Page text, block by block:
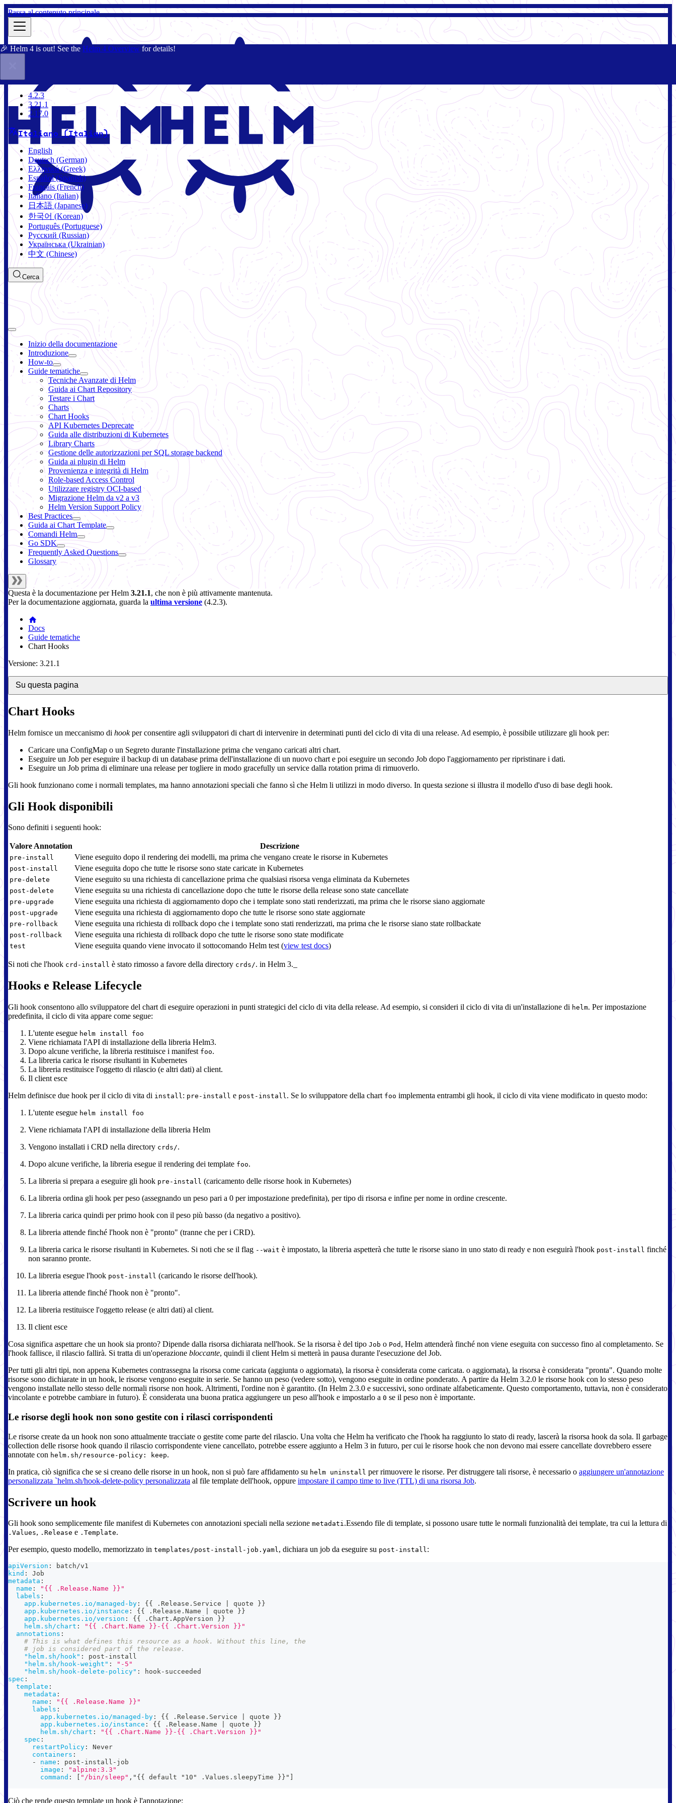
Passa al contenuto principale
🎉 Helm 4 is out! See the Helm 4 Overview for details!
3.21.1
4.2.3
3.21.1
2.17.0
Italiano (Italian)
English
Deutsch (German)
Ελληνικά (Greek)
Español (Spanish)
Français (French)
Italiano (Italian)
日本語 (Japanese)
한국어 (Korean)
Português (Portuguese)
Русский (Russian)
Українська (Ukrainian)
中文 (Chinese)
Cerca
Inizio della documentazione
Introduzione
How-to
Guide tematiche
Tecniche Avanzate di Helm
Guida ai Chart Repository
Testare i Chart
Charts
Chart Hooks
API Kubernetes Deprecate
Guida alle distribuzioni di Kubernetes
Library Charts
Gestione delle autorizzazioni per SQL storage backend
Guida ai plugin di Helm
Provenienza e integrità di Helm
Role-based Access Control
Utilizzare registry OCI-based
Migrazione Helm da v2 a v3
Helm Version Support Policy
Best Practices
Guida ai Chart Template
Comandi Helm
Go SDK
Frequently Asked Questions
Glossary
Questa è la documentazione perHelm 3.21.1, che non è più attivamente mantenuta.
Per la documentazione aggiornata, guarda la ultima versione (4.2.3).
Docs
Guide tematiche
Chart Hooks
Versione: 3.21.1
Su questa pagina
Chart Hooks
Helm fornisce un meccanismo di hookper consentire agli sviluppatori di chart di intervenire in determinati punti del ciclo di vita di una release. Ad esempio, è possibile utilizzare gli hook per:
Caricare una ConfigMap o un Segreto durante l'installazione prima che vengano caricati altri chart.
Eseguire un Job per eseguire il backup di un database prima dell'installazione di un nuovo chart e poi eseguire un secondo Job dopo l'aggiornamento per ripristinare i dati.
Eseguire un Job prima di eliminare una release per togliere in modo gracefully un service dalla rotation prima di rimuoverlo.
Gli hook funzionano come i normali templates, ma hanno annotazioni speciali che fanno sì che Helm li utilizzi in modo diverso. In questa sezione si illustra il modello d'uso di base degli hook.
Gli Hook disponibili
Sono definiti i seguenti hook:
Valore Annotation Descrizione
pre-install Viene eseguito dopo il rendering dei modelli, ma prima che vengano create le risorse in Kubernetes
post-install Viene eseguita dopo che tutte le risorse sono state caricate in Kubernetes
pre-delete Viene eseguito su una richiesta di cancellazione prima che qualsiasi risorsa venga eliminata da Kubernetes
post-delete Viene eseguita su una richiesta di cancellazione dopo che tutte le risorse della release sono state cancellate
pre-upgrade Viene eseguita una richiesta di aggiornamento dopo che i template sono stati renderizzati, ma prima che le risorse siano aggiornate
post-upgrade Viene eseguita una richiesta di aggiornamento dopo che tutte le risorse sono state aggiornate
pre-rollback Viene eseguita una richiesta di rollback dopo che i template sono stati renderizzati, ma prima che le risorse siano state rollbackate
post-rollback Viene eseguita una richiesta di rollback dopo che tutte le risorse sono state modificate
test Viene eseguita quando viene invocato il sottocomando Helm test (view test docs)
Si noti che l'hook crd-install è stato rimosso a favore della directory crds/. in Helm 3._
Hooks e Release Lifecycle
Gli hook consentono allo sviluppatore del chart di eseguire operazioni in punti strategici del ciclo di vita della release. Ad esempio, si consideri il ciclo di vita di un'installazione di helm. Per impostazione
predefinita, il ciclo di vita appare come segue:
L'utente esegue helm install foo
Viene richiamata l'API di installazione della libreria Helm3.
Dopo alcune verifiche, la libreria restituisce i manifest foo.
La libreria carica le risorse risultanti in Kubernetes
La libreria restituisce l'oggetto di rilascio (e altri dati) al client.
Il client esce
Helm definisce due hook per il ciclo di vita di install: pre-install e post-install. Se lo sviluppatore della chart foo implementa entrambi gli hook, il ciclo di vita viene modificato in questo modo:
L'utente esegue helm install foo
Viene richiamata l'API di installazione della libreria Helm
Vengono installati i CRD nella directory crds/.
Dopo alcune verifiche, la libreria esegue il rendering dei template foo.
La libreria si prepara a eseguire gli hook pre-install (caricamento delle risorse hook in Kubernetes)
La libreria ordina gli hook per peso (assegnando un peso pari a 0 per impostazione predefinita), per tipo di risorsa e infine per nome in ordine crescente.
La libreria carica quindi per primo hook con il peso più basso (da negativo a positivo).
La libreria attende finché l'hook non è "pronto" (tranne che per i CRD).
La libreria carica le risorse risultanti in Kubernetes. Si noti che se il flag --wait è impostato, la libreria aspetterà che tutte le risorse siano in uno stato di ready e non eseguirà l'hook post-install finché
non saranno pronte.
La libreria esegue l'hook post-install (caricando le risorse dell'hook).
La libreria attende finché l'hook non è "pronto".
La libreria restituisce l'oggetto release (e altri dati) al client.
Il client esce
Cosa significa aspettare che un hook sia pronto? Dipende dalla risorsa dichiarata nell'hook. Se la risorsa è del tipo Job o Pod , Helm attenderà finché non viene eseguita con successo fino al completamento. Se
l'hook fallisce, il rilascio fallirà. Si tratta di un'operazione bloccante, quindi il client Helm si metterà in pausa durante l'esecuzione del Job.
Per tutti gli altri tipi, non appena Kubernetes contrassegna la risorsa come caricata (aggiunta o aggiornata), la risorsa è considerata come caricata. o aggiornata), la risorsa è considerata "pronta". Quando molte
risorse sono dichiarate in un hook, le risorse vengono eseguite in serie. Se hanno un peso (vedere sotto), vengono eseguite in ordine ponderato. A partire da Helm 3.2.0 le risorse hook con lo stesso peso
vengono installate nello stesso delle normali risorse non hook. Altrimenti, l'ordine non è garantito. (In Helm 2.3.0 e successivi, sono ordinate alfabeticamente. Questo comportamento, tuttavia, non è considerato
vincolante e potrebbe cambiare in futuro). È considerata una buona pratica aggiungere un peso all'hook e impostarlo a 0 se il peso non è importante.
Le risorse degli hook non sono gestite con i rilasci corrispondenti
Le risorse create da un hook non sono attualmente tracciate o gestite come parte del rilascio. Una volta che Helm ha verificato che l'hook ha raggiunto lo stato di ready, lascerà la risorsa hook da sola. Il garbage
collection delle risorse hook quando il rilascio corrispondente viene cancellato, potrebbe essere aggiunto a Helm 3 in futuro, per cui le risorse hook che non devono mai essere cancellate dovrebbero essere
annotate con helm.sh/resource-policy: keep.
In pratica, ciò significa che se si creano delle risorse in un hook, non si può fare affidamento su helm uninstall per rimuovere le risorse. Per distruggere tali risorse, è necessario o aggiungere un'annotazione
personalizzata `helm.sh/hook-delete-policy personalizzata al file template dell'hook, oppure impostare il campo time to live (TTL) di una risorsa Job.
Scrivere un hook
Gli hook sono semplicemente file manifest di Kubernetes con annotazioni speciali nella sezione metadati.Essendo file di template, si possono usare tutte le normali funzionalità dei template, tra cui la lettura di
.Values, .Release e .Template.
Per esempio, questo modello, memorizzato in templates/post-install-job.yaml, dichiara un job da eseguire su post-install:
apiVersion :
batch/v1
kind :
Job
metadata :
name :
"{{ .Release.Name }}"
labels :
app.kubernetes.io/managed-by : { { .Release.Service quote } }
app.kubernetes.io/instance : { { .Release.Name quote } }
app.kubernetes.io/version : { { .Chart.AppVersion } }
helm.sh/chart :
"{{ .Chart.Name }}-{{ .Chart.Version }}"
annotations :
# This is what defines this resource as a hook. Without this line, the
# job is considered part of the release.
"helm.sh/hook" : post - install
"helm.sh/hook-weight" :
"-5"
"helm.sh/hook-delete-policy" : hook- succeeded
spec :
template :
metadata :
name :
"{{ .Release.Name }}"
labels :
app.kubernetes.io/managed-by : { { .Release.Service quote } }
app.kubernetes.io/instance : { { .Release.Name quote } }
helm.sh/chart :
"{{ .Chart.Name }}-{{ .Chart.Version }}"
spec :
restartPolicy :
Never
containers :
-
name : post - install - job
image :
"alpine:3.3"
command : "/bin/sleep" , " { { default "10" .Values.sleepyTime } } "
Ciò che rende questo template un hook è l'annotazione: